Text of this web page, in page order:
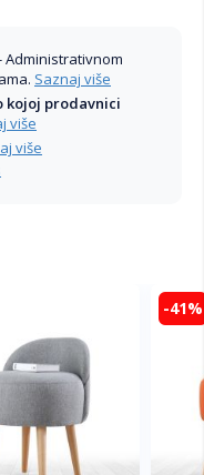
Administrativnom
Saznaj više
kojoj prodavnici
više
više
-41%